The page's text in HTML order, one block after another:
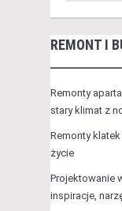
REMONT I
Remonty
stary klimat z
Remonty
życie
Projektowanie
inspiracje,